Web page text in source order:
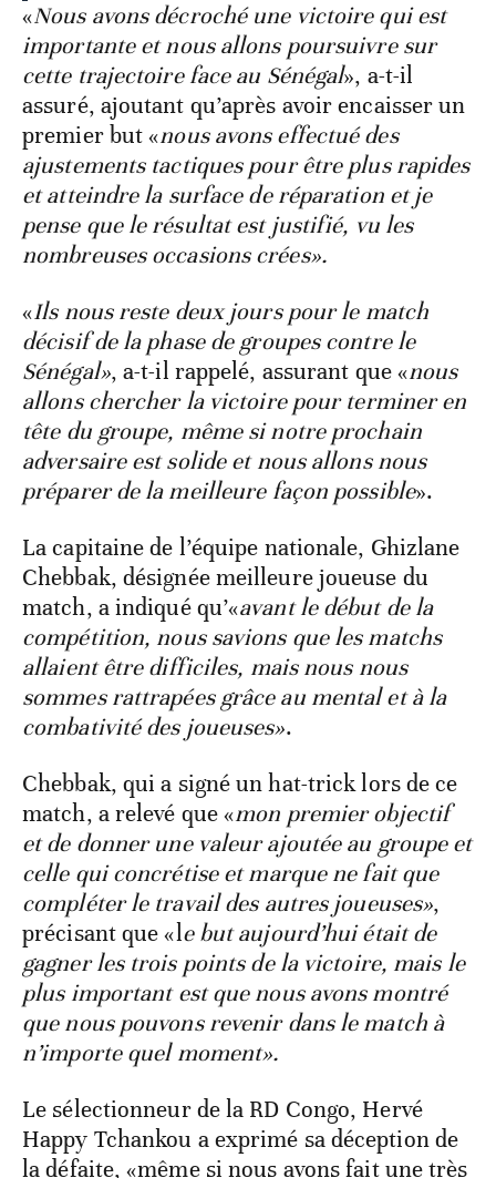
«Nous avons décroché une victoire qui est
importante et nous allons poursuivre sur
cette trajectoire face au Sénégal», a-t-il
assuré, ajoutant qu’après avoir encaisser un
premier but «nous avons effectué des
ajustements tactiques pour être plus rapides
et atteindre la surface de réparation et je
pense que le résultat est justifié, vu les
nombreuses occasions crées».
«Ils nous reste deux jours pour le match
décisif de la phase de groupes contre le
Sénégal», a-t-il rappelé, assurant que «nous
allons chercher la victoire pour terminer en
tête du groupe, même si notre prochain
adversaire est solide et nous allons nous
préparer de la meilleure façon possible».
La capitaine de l’équipe nationale, Ghizlane
Chebbak, désignée meilleure joueuse du
match, a indiqué qu’«avant le début de la
compétition, nous savions que les matchs
allaient être difficiles, mais nous nous
sommes rattrapées grâce au mental et à la
combativité des joueuses».
Chebbak, qui a signé un hat-trick lors de ce
match, a relevé que «mon premier objectif
et de donner une valeur ajoutée au groupe et
celle qui concrétise et marque ne fait que
compléter le travail des autres joueuses»,
précisant que «le but aujourd’hui était de
gagner les trois points de la victoire, mais le
plus important est que nous avons montré
que nous pouvons revenir dans le match à
n’importe quel moment».
Le sélectionneur de la RD Congo, Hervé
Happy Tchankou a exprimé sa déception de
la défaite, «même si nous avons fait une très